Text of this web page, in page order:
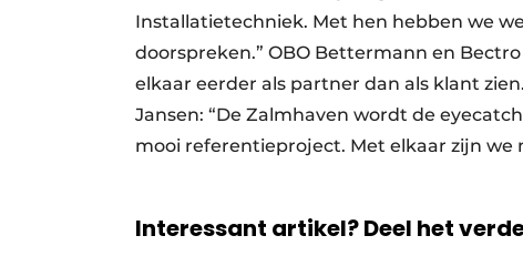
Installatietechniek. Met hen hebben we
doorspreken.” OBO Bettermann en
elkaar eerder als partner dan als klant
Jansen: “De Zalmhaven wordt de
mooi referentieproject. Met elkaar zijn we
Interessant artikel? Deel het